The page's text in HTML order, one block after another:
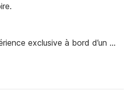
exclusive à bord d’un
les plages mythiques de